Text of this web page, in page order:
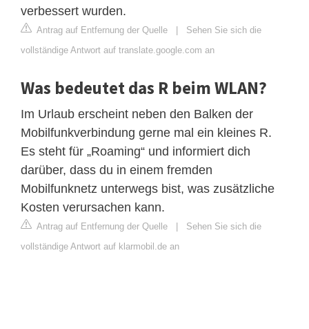
verbessert wurden.
Antrag auf Entfernung der Quelle | Sehen Sie sich die
vollständige Antwort auf translate.google.com an
Was bedeutet das R beim WLAN?
Im Urlaub erscheint neben den Balken der
Mobilfunkverbindung gerne mal ein kleines R.
Es steht für „Roaming“ und informiert dich
darüber, dass du in einem fremden
Mobilfunknetz unterwegs bist, was zusätzliche
Kosten verursachen kann.
Antrag auf Entfernung der Quelle | Sehen Sie sich die
vollständige Antwort auf klarmobil.de an